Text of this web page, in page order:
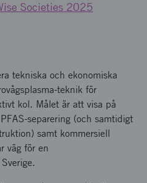
Societies 2025
tekniska och ekonomiska
för
kol. Målet är att visa på
(och samtidigt
samt kommersiell
väg för en